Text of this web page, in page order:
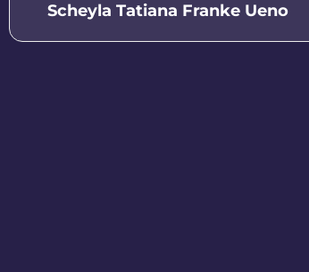
Scheyla Tatiana Franke Ueno